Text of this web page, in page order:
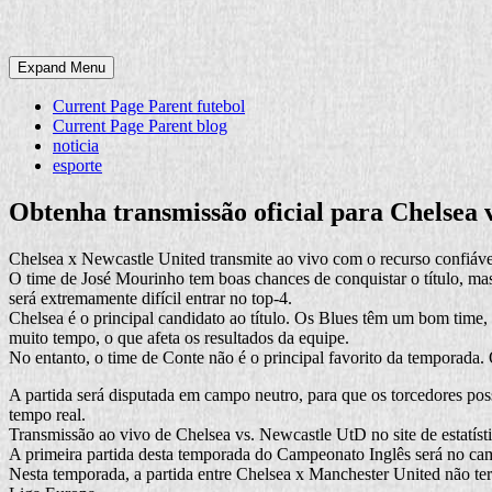
Expand Menu
Current Page Parent futebol
Current Page Parent blog
noticia
esporte
Obtenha transmissão oficial para Chelsea
Chelsea x Newcastle United transmite ao vivo com o recurso
O time de José Mourinho tem boas chances de conquistar o título,
será extremamente difícil entrar no top-4.
Chelsea é o principal candidato ao título. Os Blues têm um bom
muito tempo, o que afeta os resultados da equipe.
No entanto, o time de Conte não é o principal favorito da
A partida será disputada em campo neutro, para que os torcedores
tempo real.
Transmissão ao vivo de Chelsea vs. Newcastle UtD no site de
A primeira partida desta temporada do Campeonato Inglês será no
Nesta temporada, a partida entre Chelsea x Manchester United não